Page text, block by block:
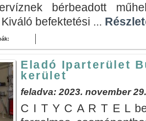
bérbeadott
befektetési ...
Eladó Iparterület
kerület
feladva: 2023. november 29.
C I T Y C A R T E L